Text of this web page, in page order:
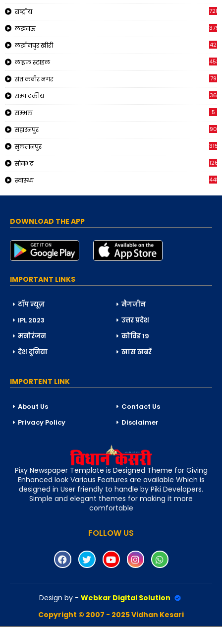
राष्ट्रीय 7285
लखनऊ 3793
लखीमपुर खीरी 42
लाइफ स्टाइल 453
संत कबीर नगर 79
सम्पादकीय 36
सम्भल 5
सहारनपुर 90
सुलतानपुर 315
सोनभद्र 1265
स्वास्थ्य 448
DOWNLOAD THE APP
IMPORTANT LINKS
टॉप न्यूज़
मैगजीन
IPL 2023
उत्तर प्रदेश
मनोरंजन
कोविड 19
देश दुनिया
खास खबरें
IMPORTENT LINK
About Us
Contact Us
Privacy Policy
Disclaimer
Pixy Newspaper Template is Designed Theme for Giving
Enhanced look Various Features are available Which is
designed in User friendly to handle by Piki Developers.
Simple and elegant themes for making it more
comfortable
FOLLOW US
Design by - Webkar Digital Solution
Copyright © 2007 - 2025 Vidhan Kesari